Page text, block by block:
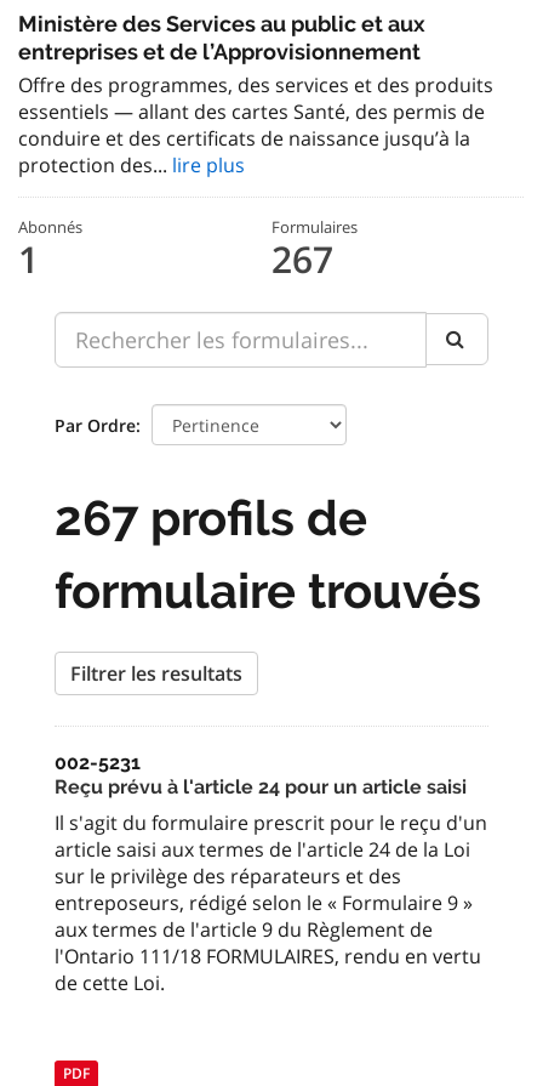
Ministère des Services au public et aux
entreprises et de l’Approvisionnement
Offre des programmes, des services et des produits
essentiels — allant des cartes Santé, des permis de
conduire et des certificats de naissance jusqu’à la
protection des... lire plus
Abonnés
1
Formulaires
267
Par Ordre
267 profils de
formulaire trouvés
Filtrer les resultats
002-5231
Reçu prévu à l'article 24 pour un article saisi
Il s'agit du formulaire prescrit pour le reçu d'un
article saisi aux termes de l'article 24 de la Loi
sur le privilège des réparateurs et des
entreposeurs, rédigé selon le « Formulaire 9 »
aux termes de l'article 9 du Règlement de
l'Ontario 111/18 FORMULAIRES, rendu en vertu
de cette Loi.
PDF